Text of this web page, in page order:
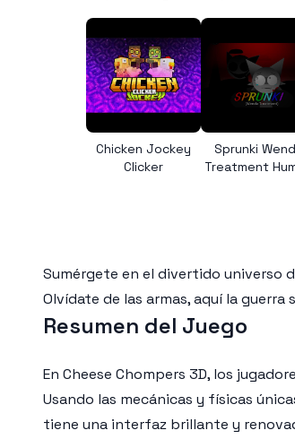
Chicken Jockey
Clicker
Sprunki
Treatment
Sumérgete en el divertido universo
Olvídate de las armas, aquí la
Resumen del Juego
En Cheese Chompers 3D, los
Usando las mecánicas y físicas
tiene una interfaz brillante y